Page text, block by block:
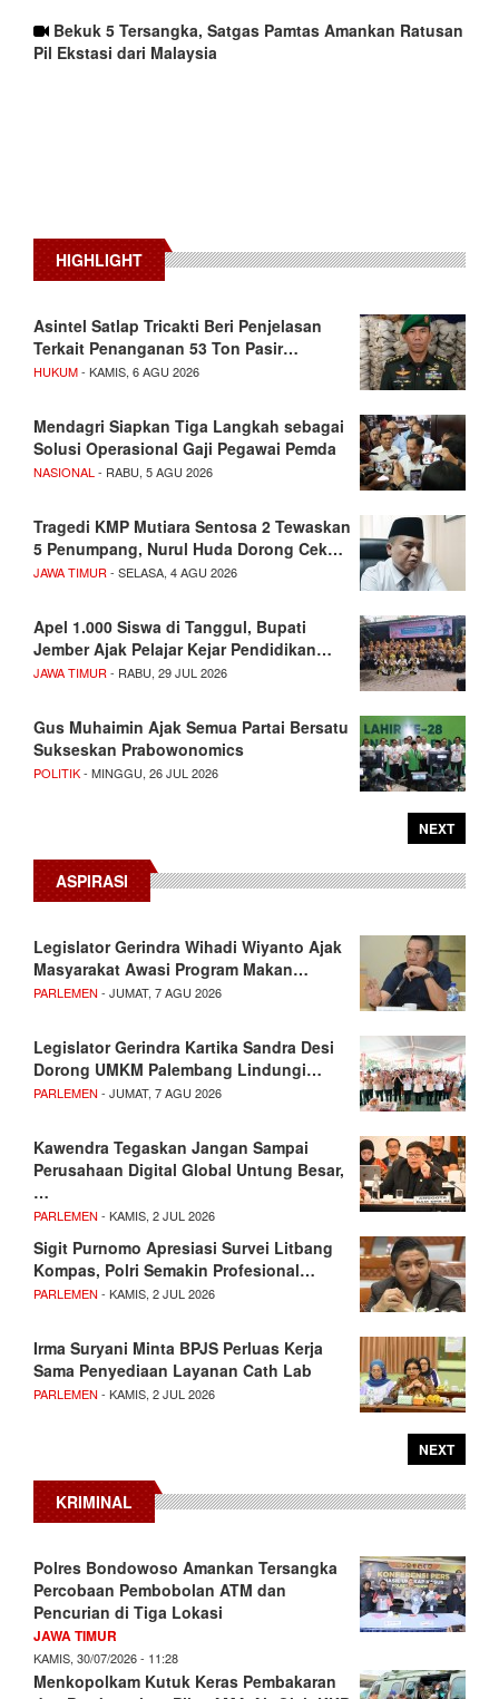
Bekuk 5 Tersangka, Satgas Pamtas Amankan Ratusan
Pil Ekstasi dari Malaysia
HIGHLIGHT
Asintel Satlap Tricakti Beri Penjelasan
Terkait Penanganan 53 Ton Pasir…
HUKUM- KAMIS, 6 AGU 2026
Mendagri Siapkan Tiga Langkah sebagai
Solusi Operasional Gaji Pegawai Pemda
NASIONAL - RABU, 5 AGU 2026
Tragedi KMP Mutiara Sentosa 2 Tewaskan
5 Penumpang, Nurul Huda Dorong Cek…
JAWA TIMUR - SELASA, 4 AGU 2026
Apel 1.000 Siswa di Tanggul, Bupati
Jember Ajak Pelajar Kejar Pendidikan…
JAWA TIMUR - RABU, 29 JUL 2026
Gus Muhaimin Ajak Semua Partai Bersatu
Sukseskan Prabowonomics
POLITIK- MINGGU, 26 JUL 2026
NEXT
ASPIRASI
Legislator Gerindra Wihadi Wiyanto Ajak
Masyarakat Awasi Program Makan…
PARLEMEN - JUMAT, 7 AGU 2026
Legislator Gerindra Kartika Sandra Desi
Dorong UMKM Palembang Lindungi…
PARLEMEN - JUMAT, 7 AGU 2026
Kawendra Tegaskan Jangan Sampai
Perusahaan Digital Global Untung Besar,
…
PARLEMEN - KAMIS, 2 JUL 2026
Sigit Purnomo Apresiasi Survei Litbang
Kompas, Polri Semakin Profesional…
PARLEMEN - KAMIS, 2 JUL 2026
Irma Suryani Minta BPJS Perluas Kerja
Sama Penyediaan Layanan Cath Lab
PARLEMEN - KAMIS, 2 JUL 2026
NEXT
KRIMINAL
Polres Bondowoso Amankan Tersangka
Percobaan Pembobolan ATM dan
Pencurian di Tiga Lokasi
JAWA TIMUR
KAMIS, 30/07/2026 - 11:28
Menkopolkam Kutuk Keras Pembakaran